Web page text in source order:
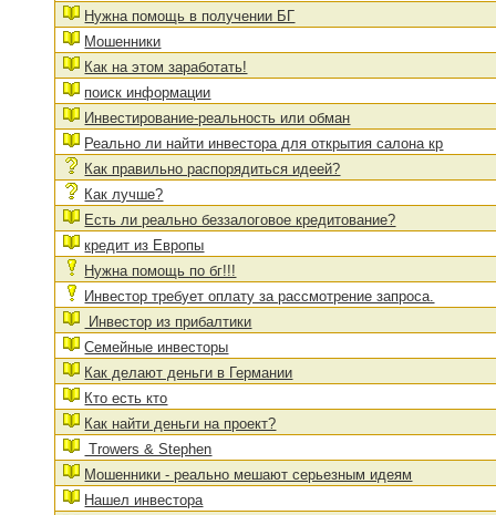
Нужна помощь в получении БГ
Мошенники
Как на этом заработать!
поиск информации
Инвестирование-реальность или обман
Реально ли найти инвестора для открытия салона кр
Как правильно распорядиться идеей?
Как лучше?
Есть ли реально беззалоговое кредитование?
кредит из Европы
Нужна помощь по бг!!!
Инвестор требует оплату за рассмотрение запроса.
Инвестор из прибалтики
Семейные инвесторы
Как делают деньги в Германии
Кто есть кто
Как найти деньги на проект?
Trowers & Stephen
Мошенники - реально мешают серьезным идеям
Нашел инвестора